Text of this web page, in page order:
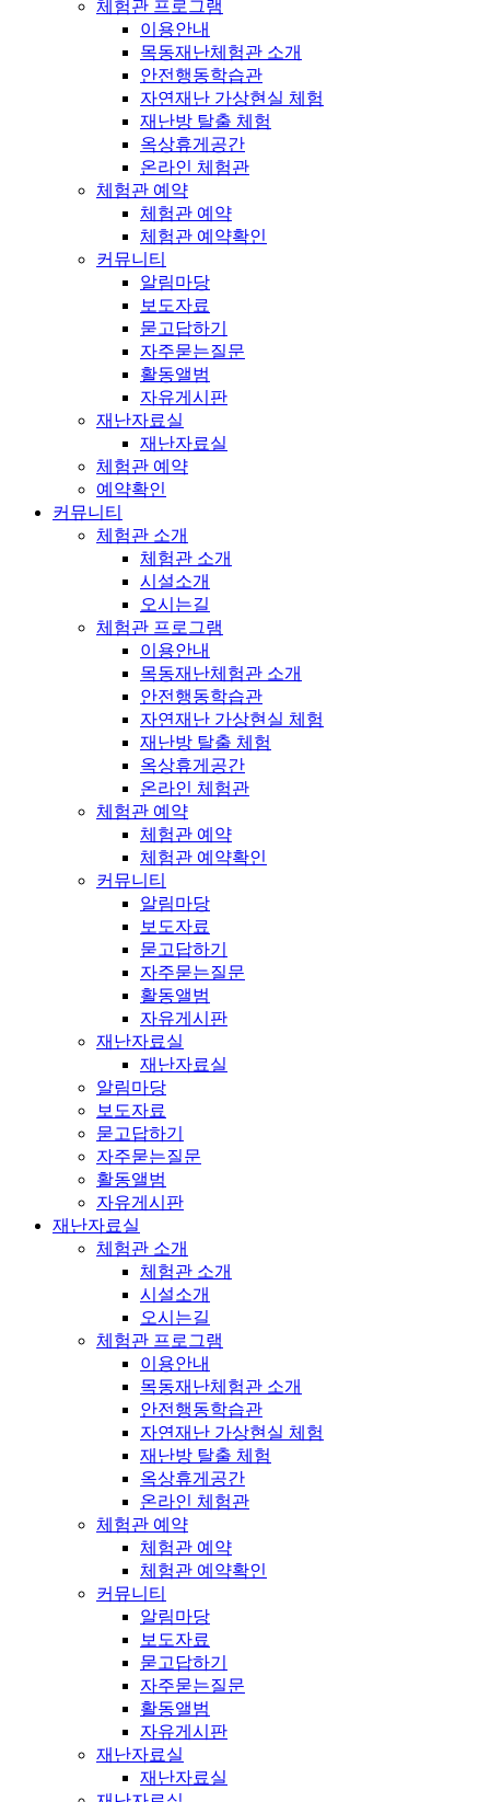
체험관 프로그램
이용안내
목동재난체험관 소개
안전행동학습관
자연재난 가상현실 체험
재난방 탈출 체험
옥상휴게공간
온라인 체험관
체험관 예약
체험관 예약
체험관 예약확인
커뮤니티
알림마당
보도자료
묻고답하기
자주묻는질문
활동앨범
자유게시판
재난자료실
재난자료실
체험관 예약
예약확인
커뮤니티
체험관 소개
체험관 소개
시설소개
오시는길
체험관 프로그램
이용안내
목동재난체험관 소개
안전행동학습관
자연재난 가상현실 체험
재난방 탈출 체험
옥상휴게공간
온라인 체험관
체험관 예약
체험관 예약
체험관 예약확인
커뮤니티
알림마당
보도자료
묻고답하기
자주묻는질문
활동앨범
자유게시판
재난자료실
재난자료실
알림마당
보도자료
묻고답하기
자주묻는질문
활동앨범
자유게시판
재난자료실
체험관 소개
체험관 소개
시설소개
오시는길
체험관 프로그램
이용안내
목동재난체험관 소개
안전행동학습관
자연재난 가상현실 체험
재난방 탈출 체험
옥상휴게공간
온라인 체험관
체험관 예약
체험관 예약
체험관 예약확인
커뮤니티
알림마당
보도자료
묻고답하기
자주묻는질문
활동앨범
자유게시판
재난자료실
재난자료실